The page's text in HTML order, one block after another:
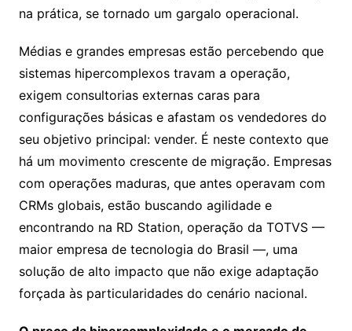
na prática, se tornado um gargalo operacional.
Médias e grandes empresas estão percebendo que
sistemas hipercomplexos travam a operação,
exigem consultorias externas caras para
configurações básicas e afastam os vendedores do
seu objetivo principal: vender. É neste contexto que
há um movimento crescente de migração. Empresas
com operações maduras, que antes operavam com
CRMs globais, estão buscando agilidade e
encontrando na RD Station, operação da TOTVS —
maior empresa de tecnologia do Brasil —, uma
solução de alto impacto que não exige adaptação
forçada às particularidades do cenário nacional.